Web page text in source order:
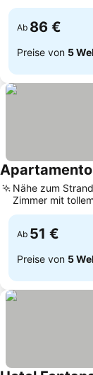
Ab 86 €
Preise von 5
Nähe zum
Zimmer mit
Ab 51 €
Preise von 5